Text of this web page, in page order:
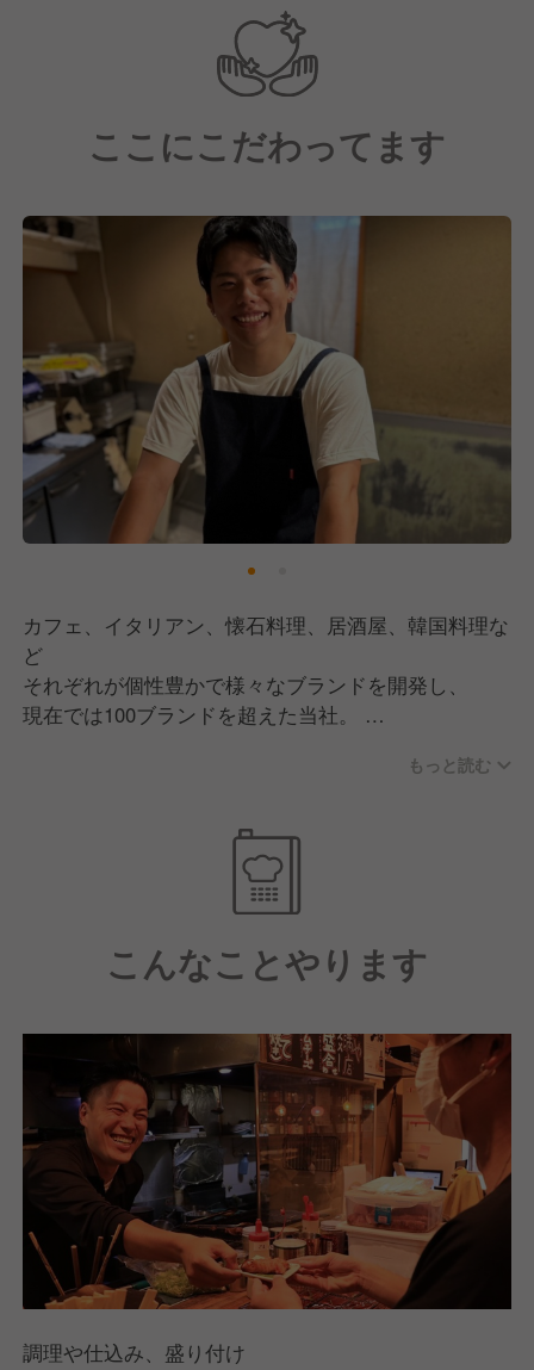
≪入社後のキャリアプラン≫
やるべきことは多く、取り組むべき課題も多いです
その分、短期間で様々な知識やスキルを
い。
ぜひ当社であなたの経験を発揮してください。
2、主任
2、店長
3、ブロック長
4、マネージャー
5、部長
6、物件開発
7、購買・商品開発
8、採用・育成担当
10、FC本部SV
11、事業部長
12、経営企画
ここにこだわってます
カフェ、イタリアン、懐石料理、居酒屋、韓国料理な
ど
それぞれが個性豊かで様々なブランドを開発し、
現在では100ブランドを超えた当社。
食材、見栄え、価格帯…など、お客様と日々接する
スタッフの感覚も大事にしてすべて決めています。
アルバイトの女子高生の意見を反映させ1年間で
70店舗まで広がったブランドも実際に存在します。
最終決裁は本部が行いますが、基本NOは言いませ
現場を一番知るスタッフのアイデアこそ重要だから。
どうすれば実際に形になるか、一緒に考え
店舗経営の楽しさも難しさも常に体感しながら
実体験として学べる環境が当社にはあります。
もっと読む
こんなことやります
調理や仕込み、盛り付け